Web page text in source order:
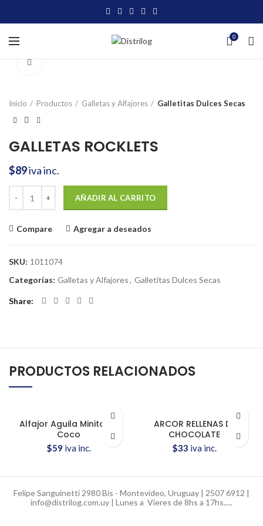
0
Inicio Productos Galletas y Alfajores Galletitas Dulces Secas
GALLETAS ROCKLETS
$89iva inc.
AÑADIR AL CARRITO
Compare Agregar a deseados
SKU: 1011074
Categorías: Galletas y Alfajores, Galletitas Dulces Secas
Share
PRODUCTOS RELACIONADOS
Alfajor Aguila Minitorta
Coco
$59 iva inc.
ARCOR RELLENAS DE
CHOCOLATE
$33 iva inc.
Felipe Sanguinetti 2980 Bis - Montevideo, Uruguay | 2507 6912 |
info@distrilog.com.uy | Lunes a Vieres de 8hs a 17hs.....